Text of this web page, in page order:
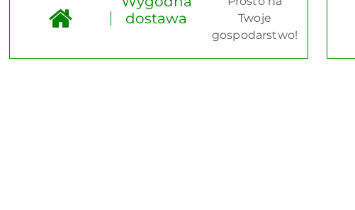
dostawa
Twoje
gospodarstwo!